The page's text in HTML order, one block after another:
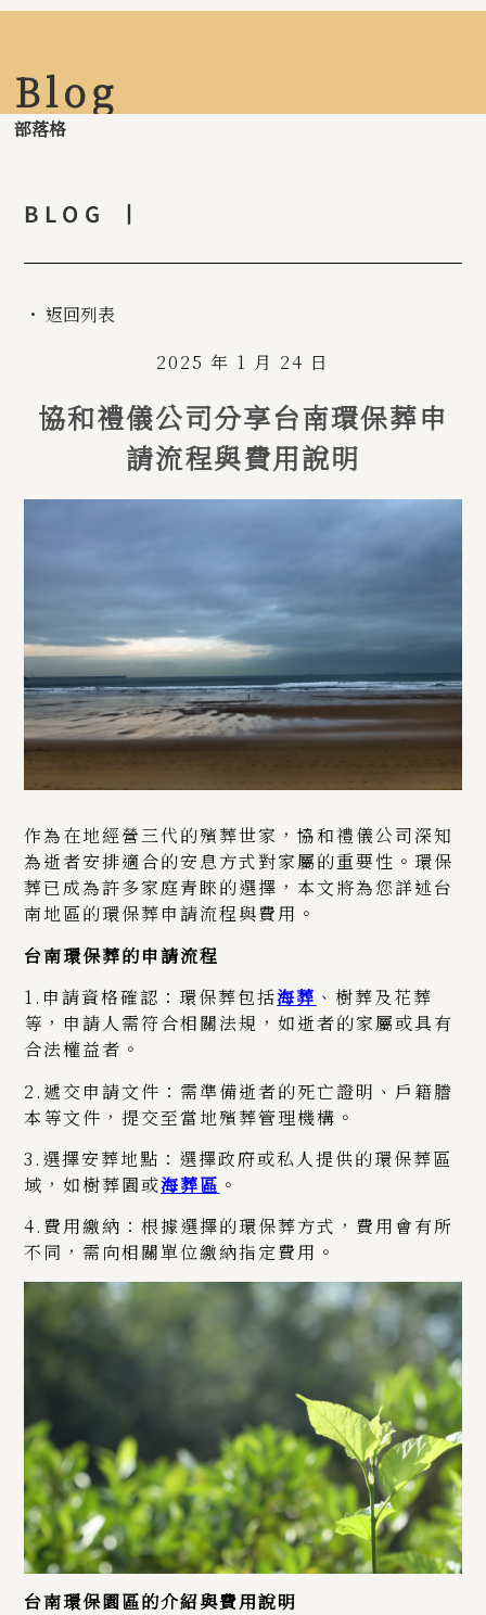
Blog
部落格
BLOG 丨
・ 返回列表
2025 年 1 月 24 日
協和禮儀公司分享台南環保葬申
請流程與費用說明
作為在地經營三代的殯葬世家，協和禮儀公司深知
為逝者安排適合的安息方式對家屬的重要性。環保
葬已成為許多家庭青睞的選擇，本文將為您詳述台
南地區的環保葬申請流程與費用。
台南環保葬的申請流程
1.申請資格確認：環保葬包括海葬 、樹葬及花葬
等，申請人需符合相關法規，如逝者的家屬或具有
合法權益者。
2.遞交申請文件：需準備逝者的死亡證明、戶籍謄
本等文件，提交至當地殯葬管理機構。
3.選擇安葬地點：選擇政府或私人提供的環保葬區
域，如樹葬園或海葬區 。
4.費用繳納：根據選擇的環保葬方式，費用會有所
不同，需向相關單位繳納指定費用。
台南環保園區的介紹與費用說明